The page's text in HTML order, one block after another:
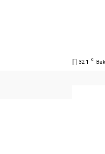
32.1 C